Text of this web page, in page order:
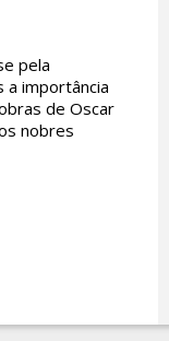
pela
a importância
de Oscar
nobres